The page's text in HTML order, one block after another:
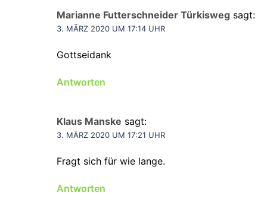
Marianne Futterschneider Türkisweg sagt:
3. MÄRZ 2020 UM 17:14 UHR
Gottseidank
Antworten
Klaus Manske sagt:
3. MÄRZ 2020 UM 17:21 UHR
Fragt sich für wie lange.
Antworten